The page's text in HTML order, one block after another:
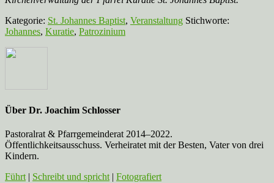
Kategorie: St. Johannes Baptist, Veranstaltung Stichworte:
Johannes, Kuratie, Patrozinium
Über Dr. Joachim Schlosser
Pastoralrat & Pfarrgemeinderat 2014–2022.
Öffentlichkeitsausschuss. Verheiratet mit der Besten, Vater von drei
Kindern.
Führt | Schreibt und spricht | Fotografiert